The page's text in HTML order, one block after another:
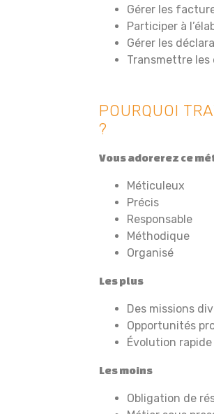
Gérer les
Participer à
Gérer les
Transmettre les
POURQUOI
?
Vous adorerez ce
Méticuleux
Précis
Responsable
Méthodique
Organisé
Les plus
Des missions
Opportunités
Évolution rapide
Les moins
Obligation de